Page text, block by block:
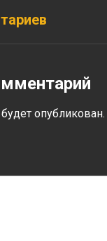
опубликован.